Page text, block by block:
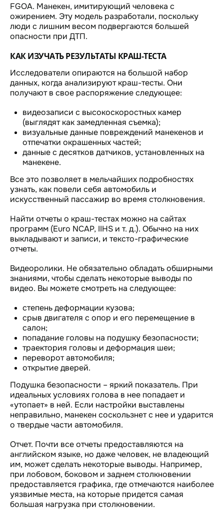
FGOA. Манекен, имитирующий человека с
ожирением. Эту модель разработали, поскольку
люди с лишним весом подвергаются большей
опасности при ДТП.
КАК ИЗУЧАТЬ РЕЗУЛЬТАТЫ КРАШ-ТЕСТА
Исследователи опираются на большой набор
данных, когда анализируют краш-тесты. Они
получают в свое распоряжение следующее:
видеозаписи с высокоскоростных камер
(выглядят как замедленная съемка);
визуальные данные повреждений манекенов и
отпечатки окрашенных частей;
данные с десятков датчиков, установленных на
манекене.
Все это позволяет в мельчайших подробностях
узнать, как повели себя автомобиль и
искусственный пассажир во время столкновения.
Найти отчеты о краш-тестах можно на сайтах
программ (Euro NCAP, IIHS и т. д.). Обычно на них
выкладывают и записи, и тексто-графические
отчеты.
Видеоролики. Не обязательно обладать обширными
знаниями, чтобы сделать некоторые выводы по
видео. Вы можете смотреть на следующее:
степень деформации кузова;
срыв двигателя с опор и его перемещение в
салон;
попадание головы на подушку безопасности;
траектория головы и деформация шеи;
переворот автомобиля;
открытие дверей.
Подушка безопасности – яркий показатель. При
идеальных условиях голова в нее попадает и
«утопает» в ней. Если настройки выставлены
неправильно, манекен соскользнет с нее и ударится
о твердые части автомобиля.
Отчет. Почти все отчеты предоставляются на
английском языке, но даже человек, не владеющий
им, может сделать некоторые выводы. Например,
при лобовом, боковом и заднем столкновении
предоставляется графика, где отмечаются наиболее
уязвимые места, на которые придется самая
большая нагрузка при столкновении.